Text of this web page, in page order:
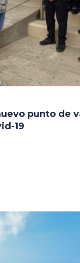
punto de
19